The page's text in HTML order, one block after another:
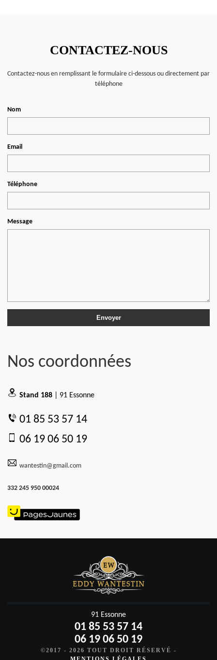
CONTACTEZ-NOUS
Contactez-nous en remplissant le formulaire ci-dessous ou directement par
téléphone
Nom
Email
Téléphone
Message
Nos coordonnées
Stand 188 | 91 Essonne
01 85 53 57 14
06 19 06 50 19
wantestin@gmail.com
332 245 950 00024
91 Essonne
01 85 53 57 14
06 19 06 50 19
©2017 - 2026 TOUT DROIT RÉSERVÉ -